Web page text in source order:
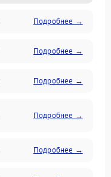
Подробнее →
Подробнее →
Подробнее →
Подробнее →
Подробнее →